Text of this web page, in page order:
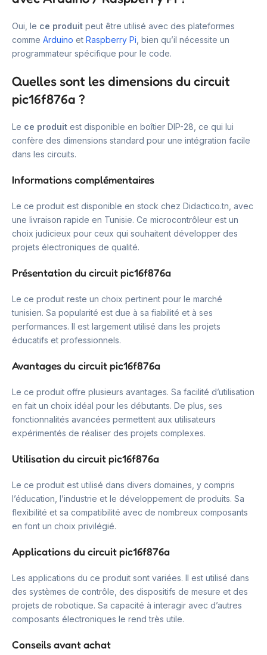
Oui, le ce produit peut être utilisé avec des plateformes
comme Arduino et Raspberry Pi , bien qu’il nécessite un
programmateur spécifique pour le code.
Quelles sont les dimensions du circuit
pic16f876a ?
Le ce produit est disponible en boîtier DIP-28, ce qui lui
confère des dimensions standard pour une intégration facile
dans les circuits.
Informations complémentaires
Le ce produit est disponible en stock chez Didactico.tn, avec
une livraison rapide en Tunisie. Ce microcontrôleur est un
choix judicieux pour ceux qui souhaitent développer des
projets électroniques de qualité.
Présentation du circuit pic16f876a
Le ce produit reste un choix pertinent pour le marché
tunisien. Sa popularité est due à sa fiabilité et à ses
performances. Il est largement utilisé dans les projets
éducatifs et professionnels.
Avantages du circuit pic16f876a
Le ce produit offre plusieurs avantages. Sa facilité d’utilisation
en fait un choix idéal pour les débutants. De plus, ses
fonctionnalités avancées permettent aux utilisateurs
expérimentés de réaliser des projets complexes.
Utilisation du circuit pic16f876a
Le ce produit est utilisé dans divers domaines, y compris
l’éducation, l’industrie et le développement de produits. Sa
flexibilité et sa compatibilité avec de nombreux composants
en font un choix privilégié.
Applications du circuit pic16f876a
Les applications du ce produit sont variées. Il est utilisé dans
des systèmes de contrôle, des dispositifs de mesure et des
projets de robotique. Sa capacité à interagir avec d’autres
composants électroniques le rend très utile.
Conseils avant achat